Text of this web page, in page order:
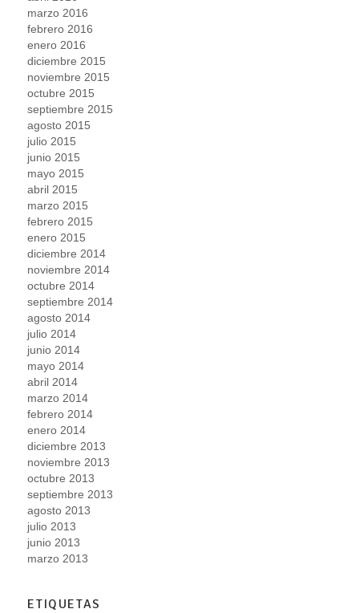
marzo 2016
febrero 2016
enero 2016
diciembre 2015
noviembre 2015
octubre 2015
septiembre 2015
agosto 2015
julio 2015
junio 2015
mayo 2015
abril 2015
marzo 2015
febrero 2015
enero 2015
diciembre 2014
noviembre 2014
octubre 2014
septiembre 2014
agosto 2014
julio 2014
junio 2014
mayo 2014
abril 2014
marzo 2014
febrero 2014
enero 2014
diciembre 2013
noviembre 2013
octubre 2013
septiembre 2013
agosto 2013
julio 2013
junio 2013
marzo 2013
ETIQUETAS